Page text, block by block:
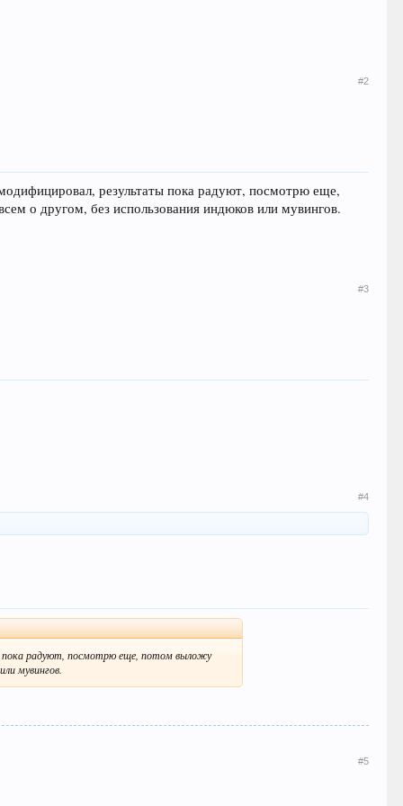
#2
результаты пока радуют, посмотрю еще,
о другом, без использования индюков или мувингов.
#3
#4
пока радуют, посмотрю еще, потом выложу
мувингов.
#5